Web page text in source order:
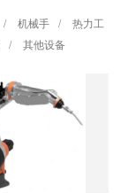
/ 机械手 /
热力工
/ 其他设备